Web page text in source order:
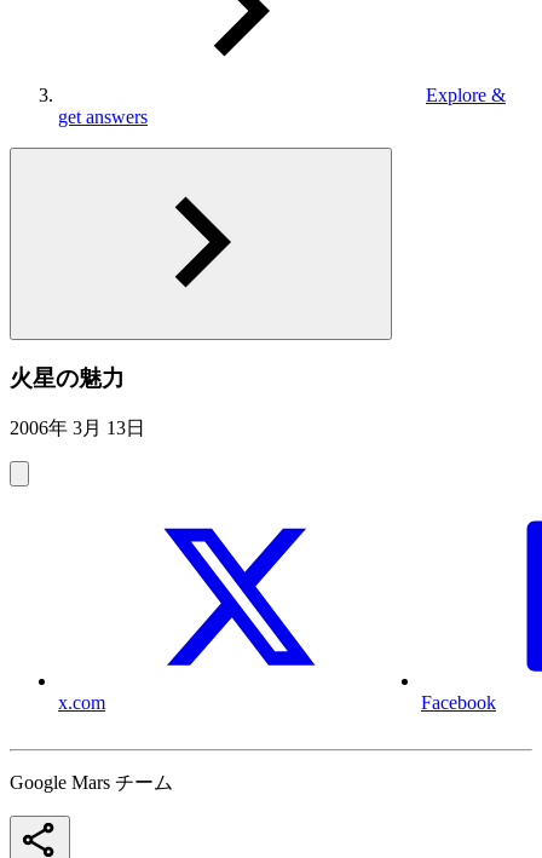
Explore &
get answers
火星の魅力
2006年 3月 13日
x.com Facebook
Google Mars チーム